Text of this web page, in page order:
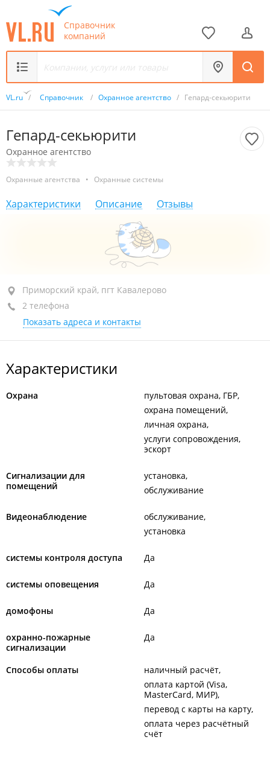
Справочник
компаний
VL.ru / Справочник / Охранное агентство / Гепард-секьюрити
Гепард-секьюрити
Охранное агентство
Охранные агентства • Охранные системы
Характеристики Описание Отзывы
Приморский край, пгт Кавалерово, ул. Арсеньева, 49
+7 929 426-89-71
+7 924 321-18-32заместитель директора
Приморский край, пгт Кавалерово
2 телефона
Показать адреса и контакты
Характеристики
Охрана
пультовая охрана, ГБР
охрана помещений
личная охрана
услуги сопровождения,
эскорт
Сигнализации для
помещений
установка
обслуживание
Видеонаблюдение
обслуживание
установка
системы контроля доступа Да
системы оповещения Да
домофоны Да
охранно-пожарные
сигнализации
Да
Способы оплаты
наличный расчёт
оплата картой (Visa,
MasterCard, МИР)
перевод с карты на карту
оплата через расчётный
счёт